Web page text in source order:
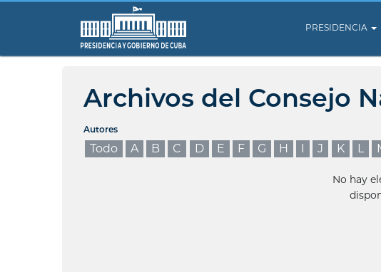
PRESIDENCIA
Archivos del Consejo
Autores
Todo A B C D E F G H I J K L
No hay